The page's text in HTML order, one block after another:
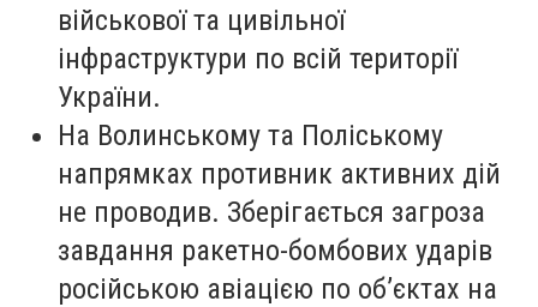
військової та цивільної
інфраструктури по всій території
України.
На Волинському та Поліському
напрямках противник активних дій
не проводив. Зберігається загроза
завдання ракетно-бомбових ударів
російською авіацією по об’єктах на